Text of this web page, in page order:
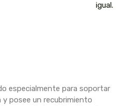
igual.
especialmente para soportar
posee un recubrimiento